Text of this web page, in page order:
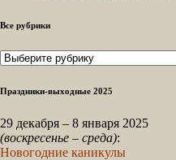
Все рубрики
Все
Праздники-выходные 2025
29 декабря – 8 января 2025
(воскресенье – среда):
Новогодние каникулы